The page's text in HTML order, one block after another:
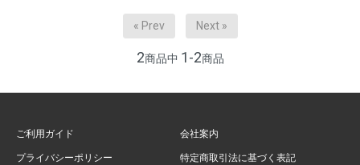
« Prev Next »
2商品中 1-2商品
ご利用ガイド 会社案内
プライバシーポリシー 特定商取引法に基づく表記